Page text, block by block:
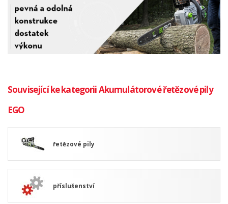
Související ke kategorii Akumulátorové řetězové pily
EGO
řetězové pily
příslušenství